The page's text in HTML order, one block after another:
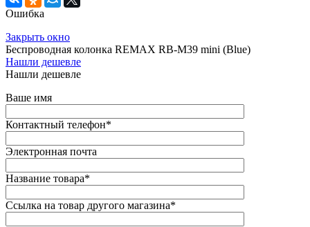
Ошибка
Закрыть окно
Беспроводная колонка REMAX RB-M39 mini (Blue)
Нашли дешевле
Нашли дешевле
Ваше имя
Контактный телефон*
Электронная почта
Название товара*
Ссылка на товар другого магазина*